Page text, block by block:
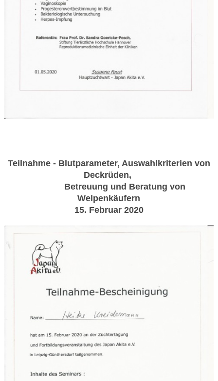
Teilnahme - Blutparameter, Auswahlkriterien von
Deckrüden,
Betreuung und Beratung von
Welpenkäufern
15. Februar 2020